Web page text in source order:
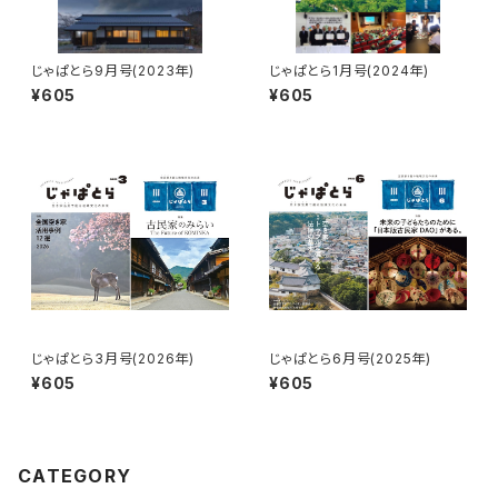
じゃぱとら9月号(2023年)
¥605
じゃぱとら1月号(2024年)
¥605
じゃぱとら3月号(2026年)
¥605
じゃぱとら6月号(2025年)
¥605
CATEGORY